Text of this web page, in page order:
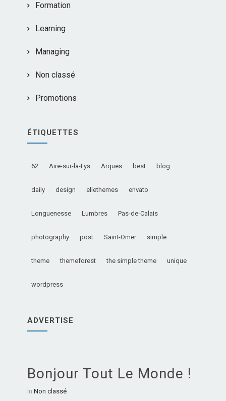
Formation
Learning
Managing
Non classé
Promotions
ÉTIQUETTES
62 Aire-sur-la-Lys Arques best blog
daily design ellethemes envato
Longuenesse Lumbres Pas-de-Calais
photography post Saint-Omer simple
theme themeforest the simple theme unique
wordpress
ADVERTISE
Bonjour Tout Le Monde !
In Non classé